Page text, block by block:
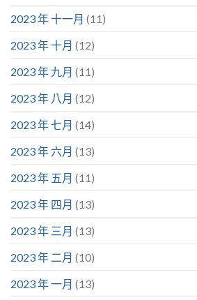
2023 年 十一月 (11)
2023 年 十月 (12)
2023 年 九月 (11)
2023 年 八月 (12)
2023 年 七月 (14)
2023 年 六月 (13)
2023 年 五月 (11)
2023 年 四月 (13)
2023 年 三月 (13)
2023 年 二月 (10)
2023 年 一月 (13)